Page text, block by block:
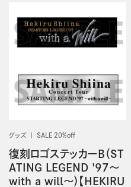
グッズ SALE 20%off
復刻ロゴステッカーB（ST
ATING LEGEND '97～
with a will～）【HEKIRU